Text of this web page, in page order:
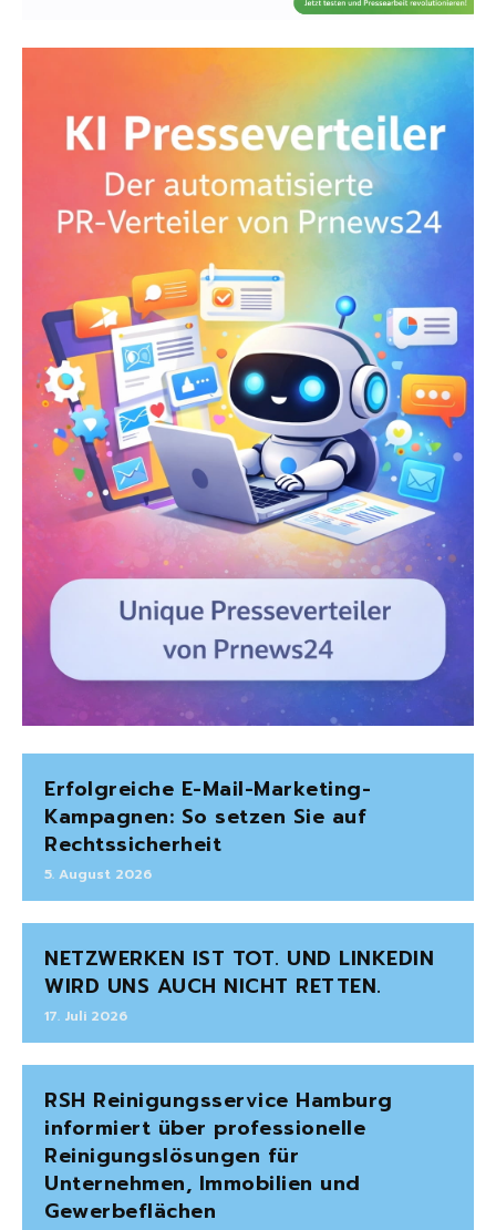
Erfolgreiche E-Mail-Marketing-
Kampagnen: So setzen Sie auf
Rechtssicherheit
5. August 2026
NETZWERKEN IST TOT. UND LINKEDIN
WIRD UNS AUCH NICHT RETTEN.
17. Juli 2026
RSH Reinigungsservice Hamburg
informiert über professionelle
Reinigungslösungen für
Unternehmen, Immobilien und
Gewerbeflächen